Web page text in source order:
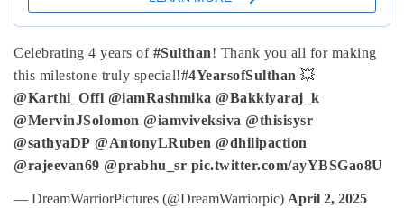
Celebrating 4 years of #Sulthan! Thank you all for making
this milestone truly special!#4YearsofSulthan 💥
@Karthi_Offl @iamRashmika @Bakkiyaraj_k
@MervinJSolomon @iamviveksiva @thisisysr
@sathyaDP @AntonyLRuben @dhilipaction
@rajeevan69 @prabhu_sr pic.twitter.com/ayYBSGao8U
— DreamWarriorPictures (@DreamWarriorpic) April 2, 2025